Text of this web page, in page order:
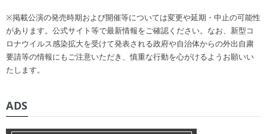
※掲載公演の発売時期および開催等については変更や延期・中止の可能性
があります。公式サイト等で最新情報をご確認ください。なお、新型コ
ロナウイルス感染拡大を受けて発表される政府や自治体からの外出自粛
要請等の情報にもご注意いただき、慎重な行動を心がけるようお願いい
たします。
ADS